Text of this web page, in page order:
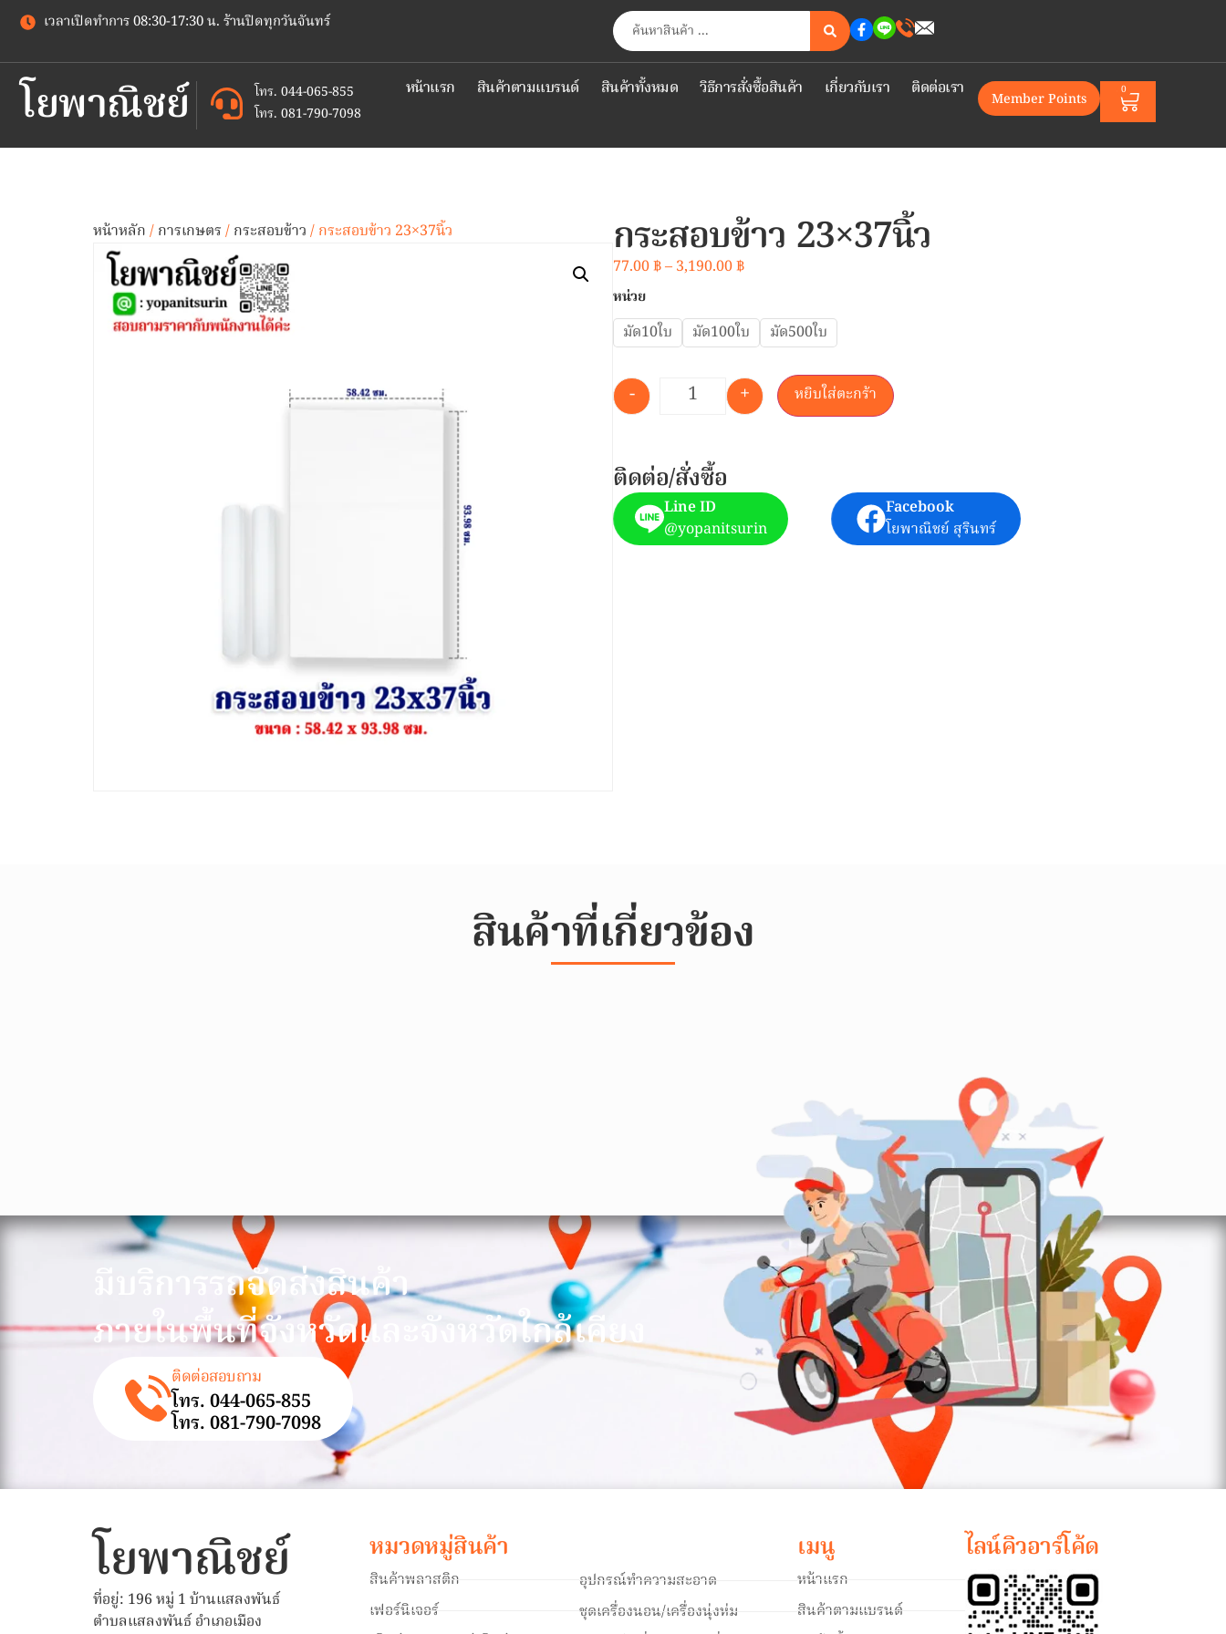
เวลาเปิดทำการ 08:30-17:30 น. ร้านปิดทุกวันจันทร์
โยพาณิชย์
โทร. 044-065-855
โทร. 081-790-7098
หน้าแรก สินค้าตามแบรนด์ สินค้าทั้งหมด วิธีการสั่งซื้อสินค้า เกี่ยวกับเรา ติดต่อเรา Member Points 0
หน้าหลัก/การเกษตร/กระสอบข้าว/ กระสอบข้าว 23×37นิ้ว กระสอบข้าว 23×37นิ้ว
77.00฿–3,190.00฿
หน่วย
มัด10ใบ มัด100ใบ มัด500ใบ
- + หยิบใส่ตะกร้า
ติดต่อ/สั่งซื้อ
Line ID
@yopanitsurin
Facebook
โยพาณิชย์ สุรินทร์
สินค้าที่เกี่ยวข้อง
มีบริการรถจัดส่งสินค้า
ภายในพื้นที่จังหวัดและจังหวัดใกล้เคียง
ติดต่อสอบถาม
โทร. 044-065-855
โทร. 081-790-7098
โยพาณิชย์
ที่อยู่: 196 หมู่ 1 บ้านแสลงพันธ์
ตำบลแสลงพันธ์ อำเภอเมือง
หมวดหมู่สินค้า
สินค้าพลาสติก
เฟอร์นิเจอร์
อุปกรณ์ทำความสะอาด
ชุดเครื่องนอน/เครื่องนุ่งห่ม
เมนู
หน้าแรก
สินค้าตามแบรนด์
ไลน์คิวอาร์โค้ด